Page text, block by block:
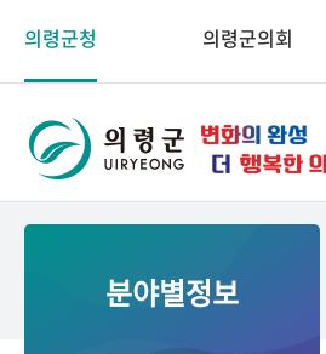
의령군청 의령군의회
분야별정보